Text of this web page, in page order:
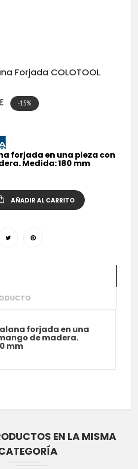
Forjada COLOTOOL
-15%
forjada en una pieza con
Medida: 180 mm
AÑADIR AL CARRITO
forjada en una
de madera.
mm
EN LA MISMA